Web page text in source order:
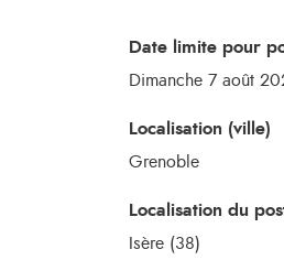
Date limite pour
Dimanche 7 août
Localisation (ville)
Grenoble
Localisation du
Isère (38)